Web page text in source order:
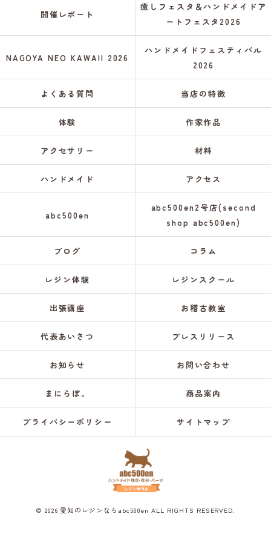
開催レポート
癒しフェスタ＆ハンドメイドア
ートフェスタ2026
NAGOYA NEO KAWAII 2026
ハンドメイドフェスティバル
2026
よくある質問 当店の特徴
体験 作家作品
アクセサリー 材料
ハンドメイド アクセス
abc500en
abc500en2号店(second
shop abc500en)
ブログ コラム
レジン体験 レジンスクール
出張講座 お稽古教室
代表あいさつ プレスリリース
お知らせ お問い合わせ
まにらぼ。 商品案内
プライバシーポリシー サイトマップ
© 2026 愛知のレジンならabc500en ALL RIGHTS RESERVED.